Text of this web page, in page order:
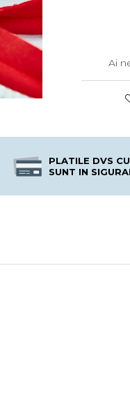
Ai
PLATILE DVS
SUNT IN